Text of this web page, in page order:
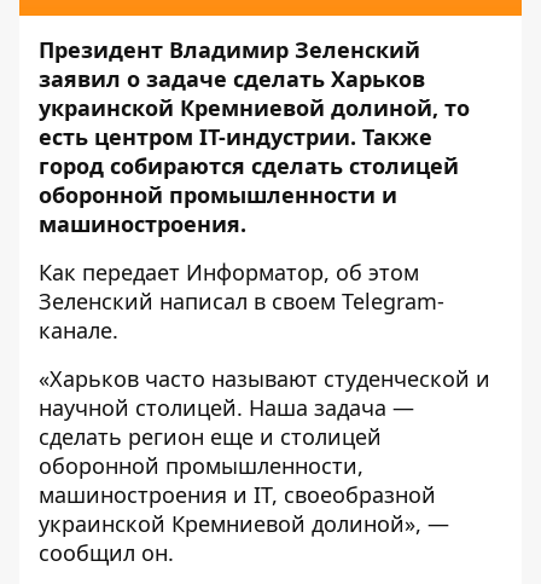
Президент Владимир Зеленский
заявил о задаче сделать Харьков
украинской Кремниевой долиной, то
есть центром IT-индустрии. Также
город собираются сделать столицей
оборонной промышленности и
машиностроения.
Как передает Информатор, об этом
Зеленский написал в своем Telegram-
канале.
«Харьков часто называют студенческой и
научной столицей. Наша задача —
сделать регион еще и столицей
оборонной промышленности,
машиностроения и IT, своеобразной
украинской Кремниевой долиной», —
сообщил он.